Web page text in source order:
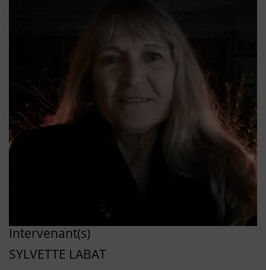
Intervenant(s)
SYLVETTE LABAT